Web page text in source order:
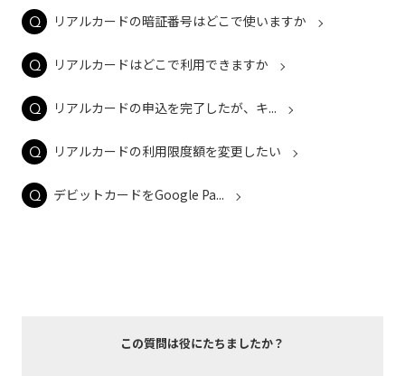
リアルカードの暗証番号はどこで使いますか
リアルカードはどこで利用できますか
リアルカードの申込を完了したが、キ...
リアルカードの利用限度額を変更したい
デビットカードをGoogle Pa...
この質問は役にたちましたか？